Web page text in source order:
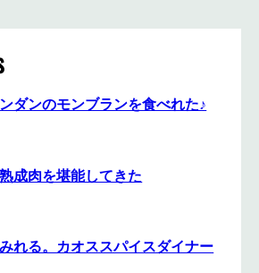
ダンのモンブランを食べれた♪
成肉を堪能してきた
れる。カオススパイスダイナー